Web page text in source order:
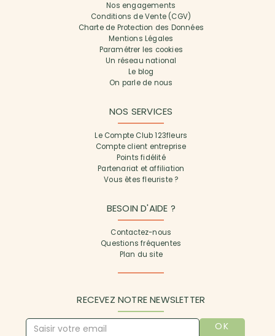
Nos engagements
Conditions de Vente (CGV)
Charte de Protection des Données
Mentions Légales
Paramétrer les cookies
Un réseau national
Le blog
On parle de nous
NOS SERVICES
Le Compte Club 123fleurs
Compte client entreprise
Points fidélité
Partenariat et affiliation
Vous êtes fleuriste ?
BESOIN D'AIDE ?
Contactez-nous
Questions fréquentes
Plan du site
RECEVEZ NOTRE NEWSLETTER
OK